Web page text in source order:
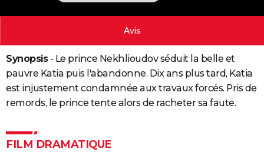
PHOTO
BONS PLANS
CARTE DE VOEUX
Carte de Noël
Carte Bonne année
Carte Saint-Valentin
Carte Pâques
Carte d'anniversaire
DICTIONNAIRE
Dictionnaire
Biographies
Citations
Expressions
Proverbes
PROGRAMME TV
Avis
Synopsis- Le prince Nekhlioudov séduit la belle et
pauvre Katia puis l'abandonne. Dix ans plus tard, Katia
est injustement condamnée aux travaux forcés. Pris de
remords, le prince tente alors de racheter sa faute.
FILM DRAMATIQUE